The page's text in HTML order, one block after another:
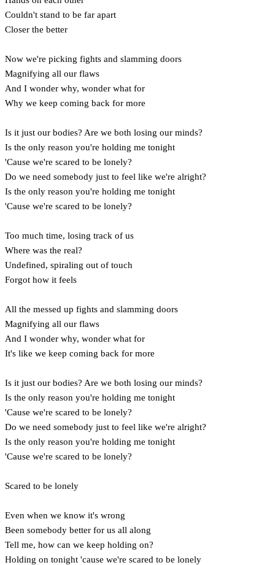
Couldn't stand to be far apart
Closer the better
Now we're picking fights and slamming doors
Magnifying all our flaws
And I wonder why, wonder what for
Why we keep coming back for more
Is it just our bodies? Are we both losing our minds?
Is the only reason you're holding me tonight
'Cause we're scared to be lonely?
Do we need somebody just to feel like we're alright?
Is the only reason you're holding me tonight
'Cause we're scared to be lonely?
Too much time, losing track of us
Where was the real?
Undefined, spiraling out of touch
Forgot how it feels
All the messed up fights and slamming doors
Magnifying all our flaws
And I wonder why, wonder what for
It's like we keep coming back for more
Is it just our bodies? Are we both losing our minds?
Is the only reason you're holding me tonight
'Cause we're scared to be lonely?
Do we need somebody just to feel like we're alright?
Is the only reason you're holding me tonight
'Cause we're scared to be lonely?
Scared to be lonely
Even when we know it's wrong
Been somebody better for us all along
Tell me, how can we keep holding on?
Holding on tonight 'cause we're scared to be lonely